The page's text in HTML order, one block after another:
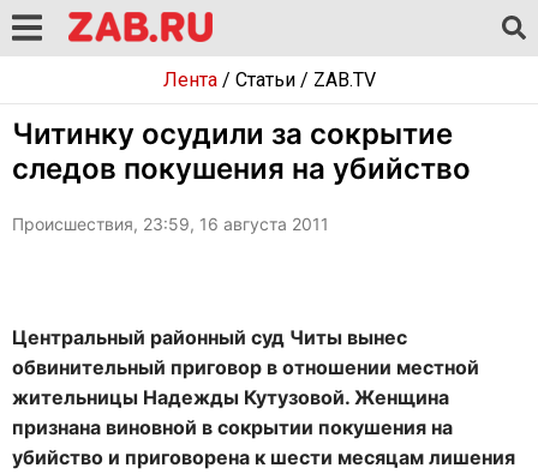
Лента/ Статьи/ ZAB.TV
Читинку осудили за сокрытие
следов покушения на убийство
Происшествия, 23:59, 16 августа 2011
Центральный районный суд Читы вынес
обвинительный приговор в отношении местной
жительницы Надежды Кутузовой. Женщина
признана виновной в сокрытии покушения на
убийство и приговорена к шести месяцам лишения